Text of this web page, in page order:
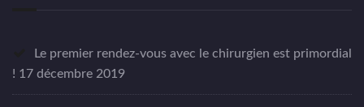
Le premier rendez-vous avec le chirurgien est primordial
! 17 décembre 2019